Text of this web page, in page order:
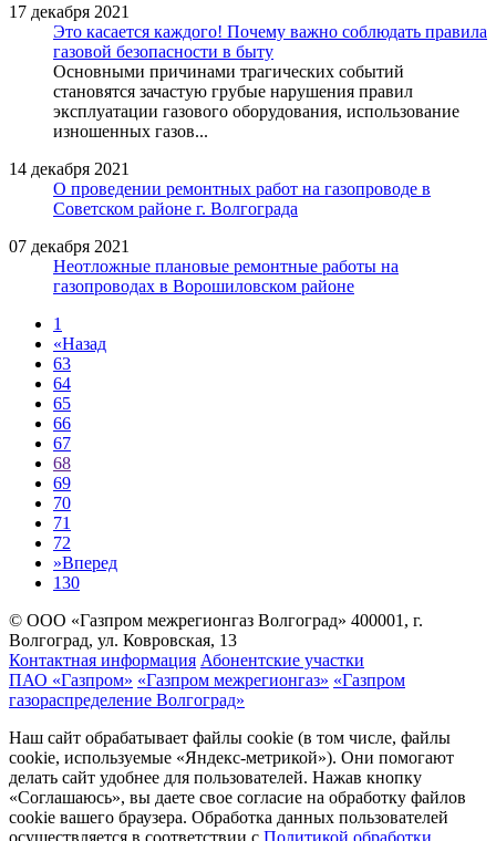
17 декабря 2021
Это касается каждого! Почему важно соблюдать правила
газовой безопасности в быту
Основными причинами трагических событий
становятся зачастую грубые нарушения правил
эксплуатации газового оборудования, использование
изношенных газов...
14 декабря 2021
О проведении ремонтных работ на газопроводе в
Советском районе г. Волгограда
07 декабря 2021
Неотложные плановые ремонтные работы на
газопроводах в Ворошиловском районе
1
«Назад
63
64
65
66
67
68
69
70
71
72
»Вперед
130
© ООО «Газпром межрегионгаз Волгоград» 400001, г.
Волгоград, ул. Ковровская, 13
Контактная информация Абонентские участки
ПАО «Газпром» «Газпром межрегионгаз» «Газпром
газораспределение Волгоград»
Наш сайт обрабатывает файлы cookie (в том числе, файлы
cookie, используемые «Яндекс-метрикой»). Они помогают
делать сайт удобнее для пользователей. Нажав кнопку
«Соглашаюсь», вы даете свое согласие на обработку файлов
cookie вашего браузера. Обработка данных пользователей
осуществляется в соответствии с Политикой обработки